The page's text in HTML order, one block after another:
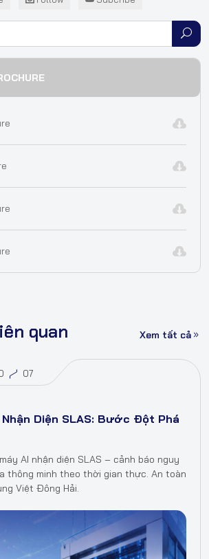
quan Xem tất cả
07
Nhận Diện SLAS: Bước Đột Phá
AI nhận diện SLAS – cảnh báo nguy
thông minh theo thời gian thực. An toàn
Việt Đông Hải.